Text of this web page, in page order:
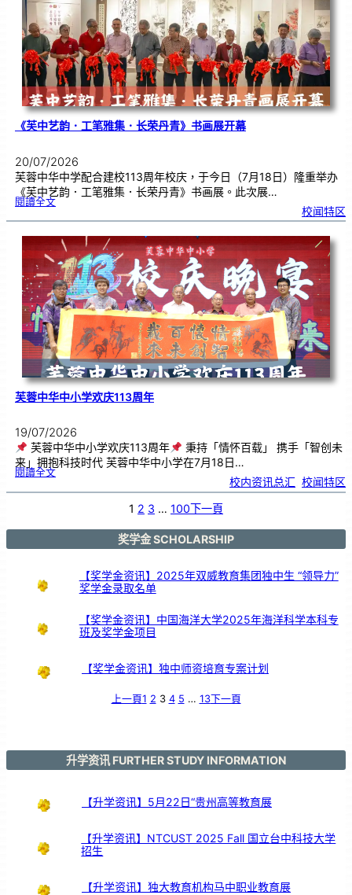
青
年
领
袖
素
质
讲
座
《芙中艺韵．工笔雅集．长荣丹青》书画展开幕
20/07/2026
芙蓉中华中学配合建校113周年校庆，于今日（7月18日）隆重举办
《芙中艺韵．工笔雅集．长荣丹青》书画展。此次展…
閱讀全文:《
艺
．
工
笔
雅
．
长
荣
丹
青
》
书
画
展
开
幕
校闻特区
芙蓉中华中小学欢庆113周年
19/07/2026
芙蓉中华中小学欢庆113周年
秉持「情怀百载」 携手「智创未
来」拥抱科技时代 芙蓉中华中小学在7月18日…
閱讀全文:芙
华
1
1
年
校内资讯总汇 校闻特区
1 2 3 … 100下一頁
奖学金 SCHOLARSHIP
【奖学金资讯】2025年双威教育集团独中生 “领导力”
奖学金录取名单
【奖学金资讯】中国海洋大学2025年海洋科学本科专
班及奖学金项目
【奖学金资讯】独中师资培育专案计划
上一頁1 2 3 4 5 … 13下一頁
升学资讯 FURTHER STUDY INFORMATION
【升学资讯】5月22日“贵州高等教育展
【升学资讯】NTCUST 2025 Fall 国立台中科技大学
招生
【升学资讯】独大教育机构马中职业教育展